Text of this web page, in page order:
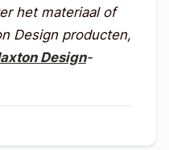
het materiaal of
Design producten,
Design-